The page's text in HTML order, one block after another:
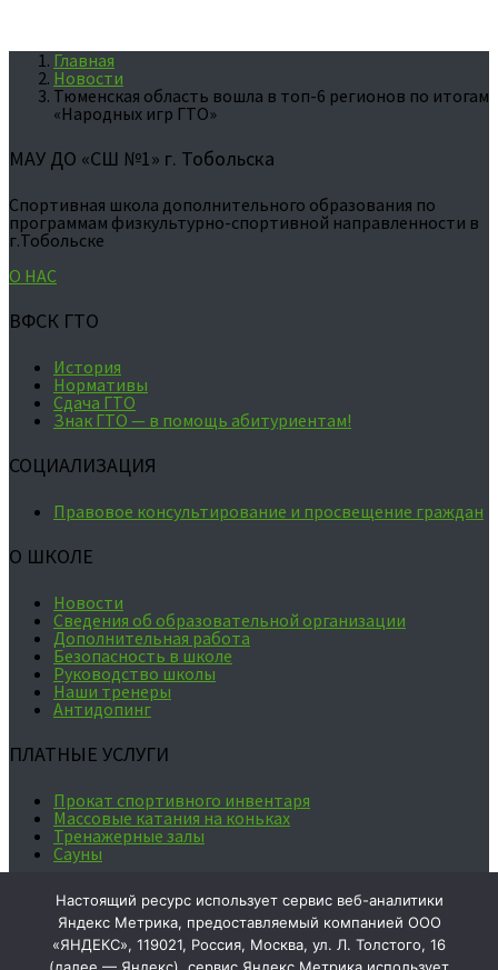
Главная
Новости
Тюменская область вошла в топ-6 регионов по итогам
«Народных игр ГТО»
МАУ ДО «СШ №1» г. Тобольска
Спортивная школа дополнительного образования по
программам физкультурно-спортивной направленности в
г.Тобольске
О НАС
ВФСК ГТО
История
Нормативы
Сдача ГТО
Знак ГТО — в помощь абитуриентам!
СОЦИАЛИЗАЦИЯ
Правовое консультирование и просвещение граждан
О ШКОЛЕ
Новости
Сведения об образовательной организации
Дополнительная работа
Безопасность в школе
Руководство школы
Наши тренеры
Антидопинг
ПЛАТНЫЕ УСЛУГИ
Прокат спортивного инвентаря
Массовые катания на коньках
Тренажерные залы
Сауны
Ваше мнение формирует
официальный рейтинг организации:
Настоящий ресурс использует сервис веб-аналитики
Яндекс Метрика, предоставляемый компанией ООО
«ЯНДЕКС», 119021, Россия, Москва, ул. Л. Толстого, 16